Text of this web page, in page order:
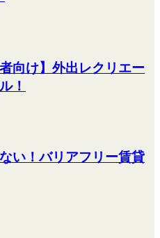
向け】外出レクリエー
！
い！バリアフリー賃貸